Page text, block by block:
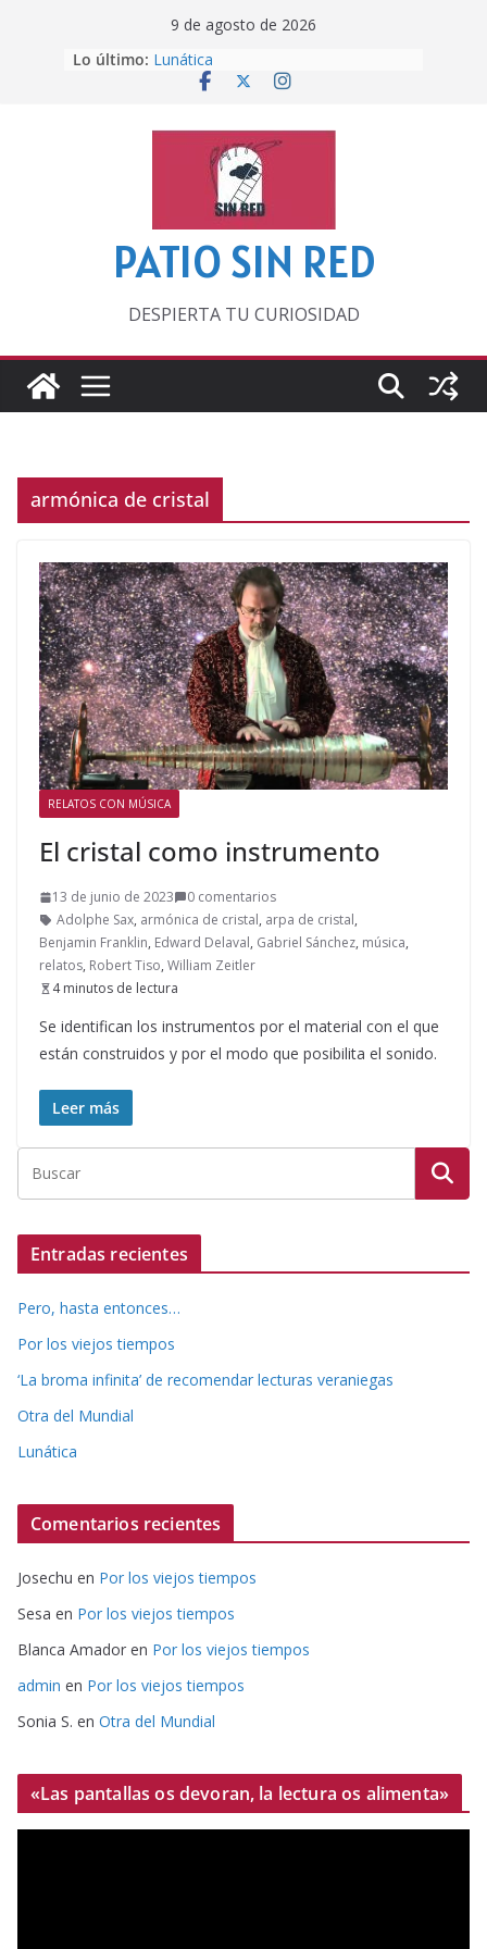
9 de agosto de 2026
Lo último: Lunática
Pero, hasta entonces…
‘La broma infinita’ de recomendar
lecturas veraniegas
Otra del Mundial
PATIO SIN RED
DESPIERTA TU CURIOSIDAD
armónica de cristal
RELATOS CON MÚSICA
El cristal como instrumento
13 de junio de 2023
0 comentarios
Adolphe Sax, armónica de cristal, arpa de cristal,
Benjamin Franklin, Edward Delaval, Gabriel Sánchez, música,
relatos, Robert Tiso, William Zeitler
4 minutos de lectura
Se identifican los instrumentos por el material con el que
están construidos y por el modo que posibilita el sonido.
Leer más
Entradas recientes
Pero, hasta entonces…
Por los viejos tiempos
‘La broma infinita’ de recomendar lecturas veraniegas
Otra del Mundial
Lunática
Comentarios recientes
Josechu en Por los viejos tiempos
Sesa en Por los viejos tiempos
Blanca Amador en Por los viejos tiempos
admin en Por los viejos tiempos
Sonia S. en Otra del Mundial
«Las pantallas os devoran, la lectura os alimenta»